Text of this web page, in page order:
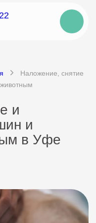
Наложение, снятие
и
и
в Уфе